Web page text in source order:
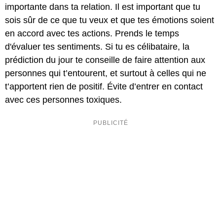
importante dans ta relation. Il est important que tu
sois sûr de ce que tu veux et que tes émotions soient
en accord avec tes actions. Prends le temps
d'évaluer tes sentiments. Si tu es célibataire, la
prédiction du jour te conseille de faire attention aux
personnes qui t’entourent, et surtout à celles qui ne
t’apportent rien de positif. Évite d’entrer en contact
avec ces personnes toxiques.